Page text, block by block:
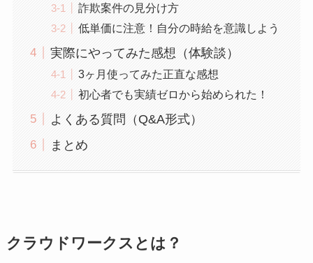
詐欺案件の見分け方
低単価に注意！自分の時給を意識しよう
実際にやってみた感想（体験談）
3ヶ月使ってみた正直な感想
初心者でも実績ゼロから始められた！
よくある質問（Q&A形式）
まとめ
クラウドワークスとは？